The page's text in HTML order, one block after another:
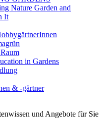
Nature Garden and
It
in Gardens
& -gärtner
und Angebote für Sie